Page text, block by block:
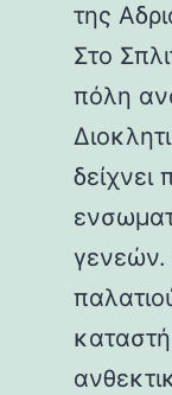
της
Στο
πόλη
γενεών.